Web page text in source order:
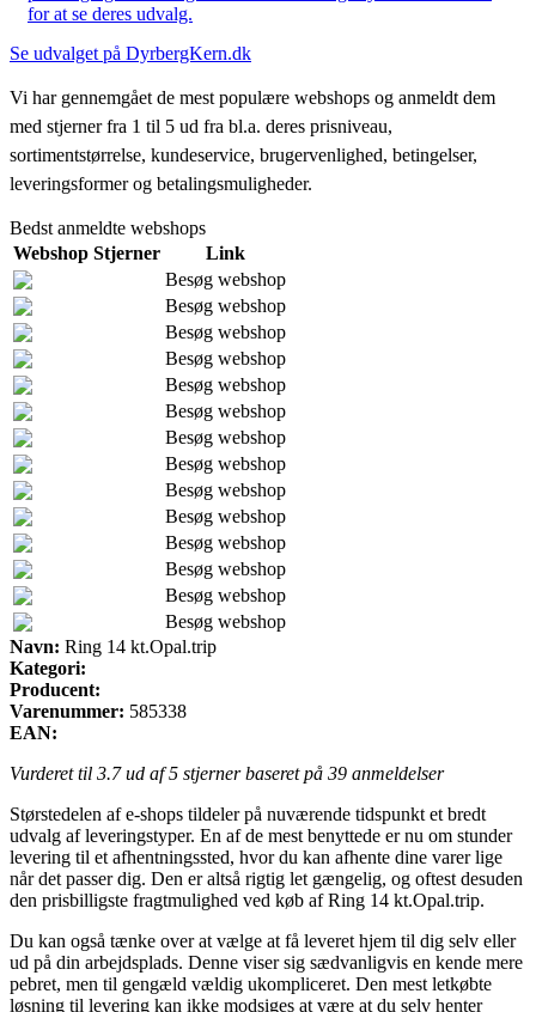
for at se deres udvalg.
Se udvalget på DyrbergKern.dk
Vi har gennemgået de mest populære webshops og anmeldt dem
med stjerner fra 1 til 5 ud fra bl.a. deres prisniveau,
sortimentstørrelse, kundeservice, brugervenlighed, betingelser,
leveringsformer og betalingsmuligheder.
Bedst anmeldte webshops
Webshop Stjerner
Link
Besøg webshop
Besøg webshop
Besøg webshop
Besøg webshop
Besøg webshop
Besøg webshop
Besøg webshop
Besøg webshop
Besøg webshop
Besøg webshop
Besøg webshop
Besøg webshop
Besøg webshop
Besøg webshop
Navn: Ring 14 kt.Opal.trip
Kategori:
Producent:
Varenummer: 585338
EAN:
Vurderet til 3.7ud af 5 stjerner baseret på 39 anmeldelser
Størstedelen af e-shops tildeler på nuværende tidspunkt et bredt
udvalg af leveringstyper. En af de mest benyttede er nu om stunder
levering til et afhentningssted, hvor du kan afhente dine varer lige
når det passer dig. Den er altså rigtig let gængelig, og oftest desuden
den prisbilligste fragtmulighed ved køb af Ring 14 kt.Opal.trip.
Du kan også tænke over at vælge at få leveret hjem til dig selv eller
ud på din arbejdsplads. Denne viser sig sædvanligvis en kende mere
pebret, men til gengæld vældig ukompliceret. Den mest letkøbte
løsning til levering kan ikke modsiges at være at du selv henter